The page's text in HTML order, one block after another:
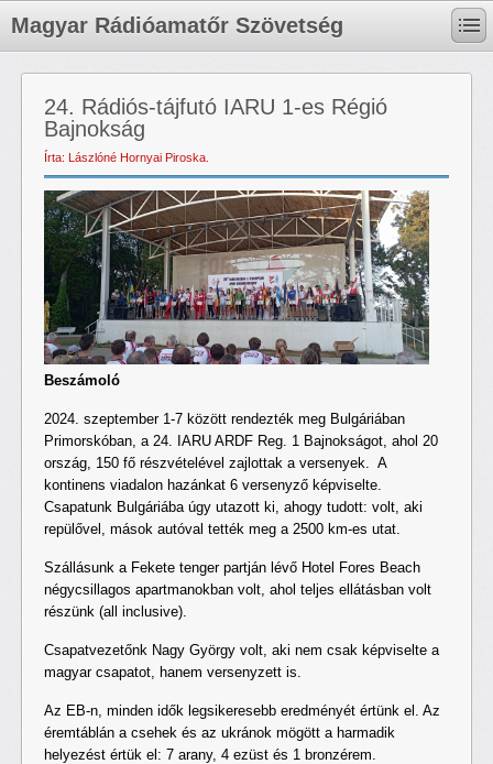
Magyar Rádióamatőr Szövetség
24. Rádiós-tájfutó IARU 1-es Régió
Bajnokság
Írta: Lászlóné Hornyai Piroska.
Beszámoló
2024. szeptember 1-7 között rendezték meg Bulgáriában
Primorskóban, a 24. IARU ARDF Reg. 1 Bajnokságot, ahol 20
ország, 150 fő részvételével zajlottak a versenyek. A
kontinens viadalon hazánkat 6 versenyző képviselte.
Csapatunk Bulgáriába úgy utazott ki, ahogy tudott: volt, aki
repülővel, mások autóval tették meg a 2500 km-es utat.
Szállásunk a Fekete tenger partján lévő Hotel Fores Beach
négycsillagos apartmanokban volt, ahol teljes ellátásban volt
részünk (all inclusive).
Csapatvezetőnk Nagy György volt, aki nem csak képviselte a
magyar csapatot, hanem versenyzett is.
Az EB-n, minden idők legsikeresebb eredményét értünk el. Az
éremtáblán a csehek és az ukránok mögött a harmadik
helyezést értük el: 7 arany, 4 ezüst és 1 bronzérem.